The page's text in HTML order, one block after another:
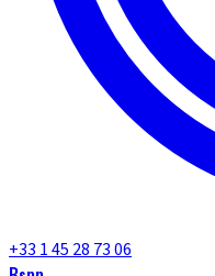
+33 1 45 28 73 06